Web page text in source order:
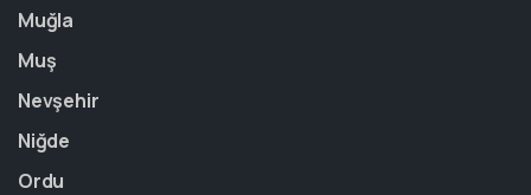
Muğla
Muş
Nevşehir
Niğde
Ordu